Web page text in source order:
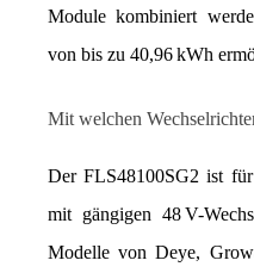
Module kombiniert
von bis zu 40,96 kWh
Mit welchen
Der FLS48100SG2 ist
mit gängigen 48 V-
Modelle von Deye,